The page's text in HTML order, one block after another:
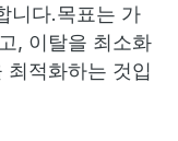
니다.목표는 가
, 이탈을 최소화
최적화하는 것입